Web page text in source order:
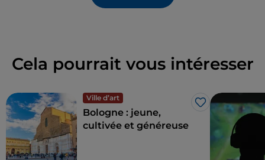
Cela pourrait vous intéresser
Ville d’art
J’aime
Bologne : jeune,
cultivée et généreuse